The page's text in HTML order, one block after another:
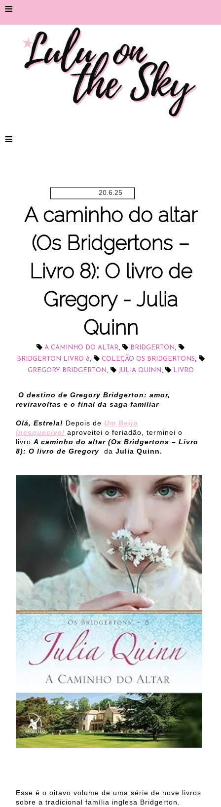
≡
≡
20.6.25
A caminho do altar
(Os Bridgertons –
Livro 8): O livro de
Gregory - Julia
Quinn
A CAMINHO DO ALTAR, BRIDGERTON,
BRIDGERTON LIVRO 8, COLEÇÃO OS BRIDGERTONS,
GREGORY BRIDGERTON, JULIA QUINN, LIVRO
O destino de Gregory Bridgerton: amor,
reviravoltas e o final da saga familiar
Olá, Estrela! Depois de Um Beijo
Inesquecível aproveitei o feriadão, terminei o
livro A caminho do altar (Os Bridgertons – Livro
8): O livro de Gregory da Julia Quinn.
Esse é o oitavo volume de uma série de nove livros
sobre a tradicional família inglesa Bridgerton.